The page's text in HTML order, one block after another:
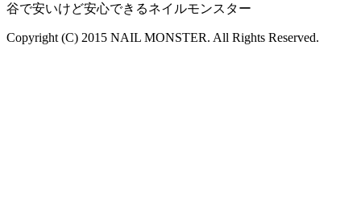
谷で安いけど安心できるネイルモンスター
Copyright (C) 2015 NAIL MONSTER. All Rights Reserved.